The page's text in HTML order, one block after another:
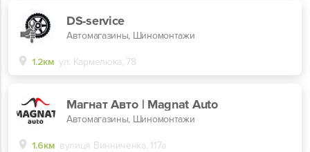
DS-service
Автомагазины, Шиномонтажи
1.2км ул. Кармелюка, 78
Магнат Авто | Magnat Auto
Автомагазины, Шиномонтажи
1.6км вулиця Винниченка, 117а